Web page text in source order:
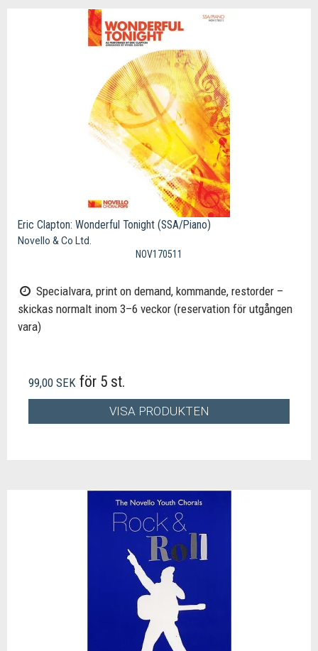
Eric Clapton: Wonderful Tonight (SSA/Piano)
Novello & Co Ltd.
NOV170511
Specialvara, print on demand, kommande, restorder –
skickas normalt inom 3–6 veckor (reservation för utgången
vara)
99,00 SEK för 5 st.
VISA PRODUKTEN